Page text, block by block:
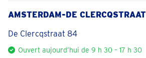
AMSTERDAM-DE CLERCQSTRAAT
De Clercqstraat 84
Ouvert aujourd’hui de 9 h 30 – 17 h 30